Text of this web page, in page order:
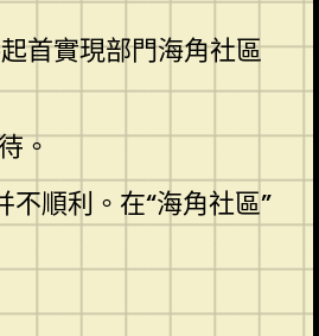
首實現部門海角社區
。
順利。在“海角社區”